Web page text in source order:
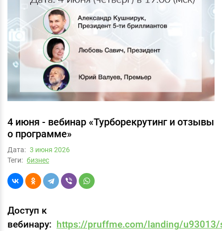
4 июня - вебинар «Турборекрутинг и отзывы
о программе»
Дата: 3 июня 2026
Теги: бизнес
Доступ к
вебинару:
https://pruffme.com/landing/u93013/